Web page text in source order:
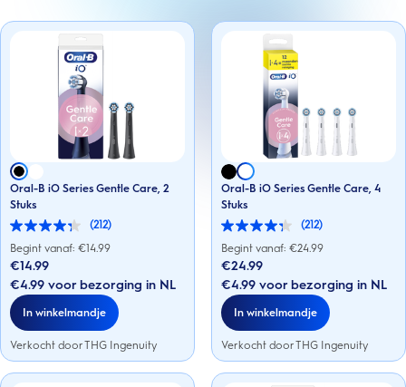
Oral-B iO Series Gentle Care, 2
Stuks
(212)
4.3
van
de
5
sterren.
212
beoordelingen
Begint vanaf: €14.99
€14.99
€4.99 voor bezorging in NL
In winkelmandje
Verkocht door THG Ingenuity
Oral-B iO Series Gentle Care, 4
Stuks
(212)
4.3
van
de
5
sterren.
212
beoordelingen
Begint vanaf: €24.99
€24.99
€4.99 voor bezorging in NL
In winkelmandje
Verkocht door THG Ingenuity